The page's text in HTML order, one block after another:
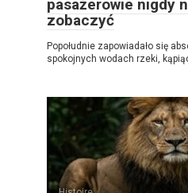
pasażerowie nigdy
zobaczyć
Popołudnie zapowiadało się
spokojnych wodach rzeki,